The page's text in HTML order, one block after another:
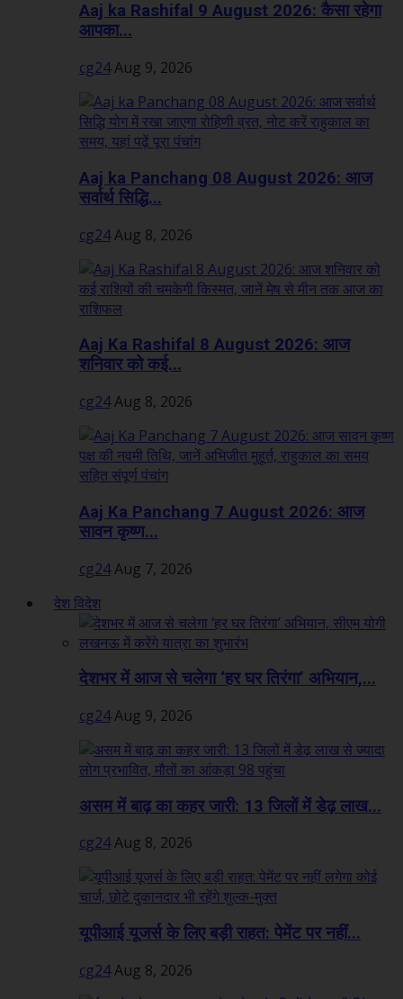
Aaj ka Rashifal 9 August 2026: कैसा रहेगा
आपका...
cg24Aug 9, 2026
Aaj ka Panchang 08 August 2026: आज
सर्वार्थ सिद्धि...
cg24Aug 8, 2026
Aaj Ka Rashifal 8 August 2026: आज
शनिवार को कई...
cg24Aug 8, 2026
Aaj Ka Panchang 7 August 2026: आज
सावन कृष्ण...
cg24Aug 7, 2026
देश विदेश
देशभर में आज से चलेगा ‘हर घर तिरंगा’ अभियान,...
cg24Aug 9, 2026
असम में बाढ़ का कहर जारी: 13 जिलों में डेढ़ लाख...
cg24Aug 8, 2026
यूपीआई यूजर्स के लिए बड़ी राहत: पेमेंट पर नहीं...
cg24Aug 8, 2026